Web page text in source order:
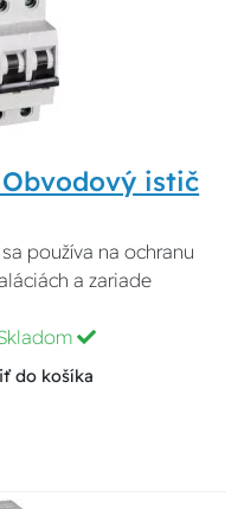
istič
používa na ochranu
a zariade
do košíka